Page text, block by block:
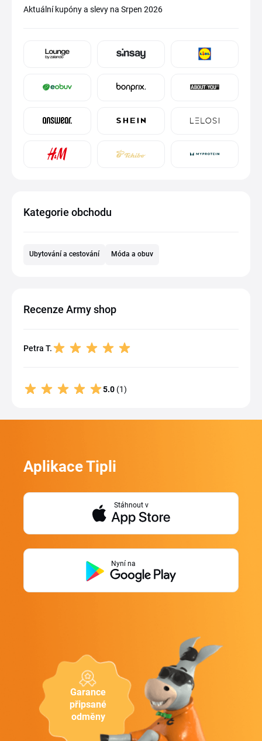
Aktuální kupóny a slevy na Srpen 2026
Kategorie obchodu
Ubytování a cestování Móda a obuv
Recenze Army shop
Petra T.
5.0 (1)
Garance
připsané
odměny
Aplikace Tipli
Stáhnout v
Nyní na